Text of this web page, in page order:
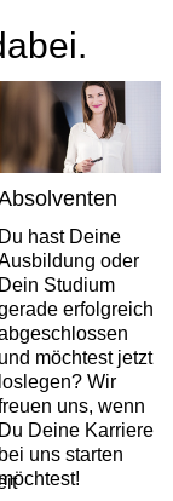
Du hast Deine
oder
Dein Studium
erfolgreich
und möchtest jetzt
loslegen? Wir
uns, wenn
Du Deine Karriere
bei uns starten